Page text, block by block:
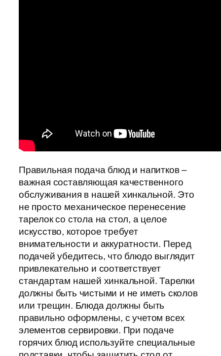
Правильная подача блюд и напитков –
важная составляющая качественного
обслуживания в нашей хинкальной. Это
не просто механическое перенесение
тарелок со стола на стол, а целое
искусство, которое требует
внимательности и аккуратности. Перед
подачей убедитесь, что блюдо выглядит
привлекательно и соответствует
стандартам нашей хинкальной. Тарелки
должны быть чистыми и не иметь сколов
или трещин. Блюда должны быть
правильно оформлены, с учетом всех
элементов сервировки. При подаче
горячих блюд используйте специальные